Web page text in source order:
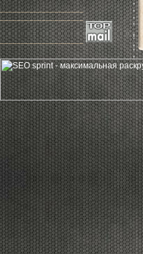
____________________
____________________
____________________